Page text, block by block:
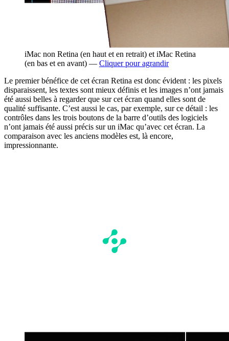
iMac non Retina (en haut et en retrait) et iMac Retina
(en bas et en avant) — Cliquer pour agrandir
Le premier bénéfice de cet écran Retina est donc évident : les pixels
disparaissent, les textes sont mieux définis et les images n’ont jamais
été aussi belles à regarder que sur cet écran quand elles sont de
qualité suffisante. C’est aussi le cas, par exemple, sur ce détail : les
contrôles dans les trois boutons de la barre d’outils des logiciels
n’ont jamais été aussi précis sur un iMac qu’avec cet écran. La
comparaison avec les anciens modèles est, là encore,
impressionnante.